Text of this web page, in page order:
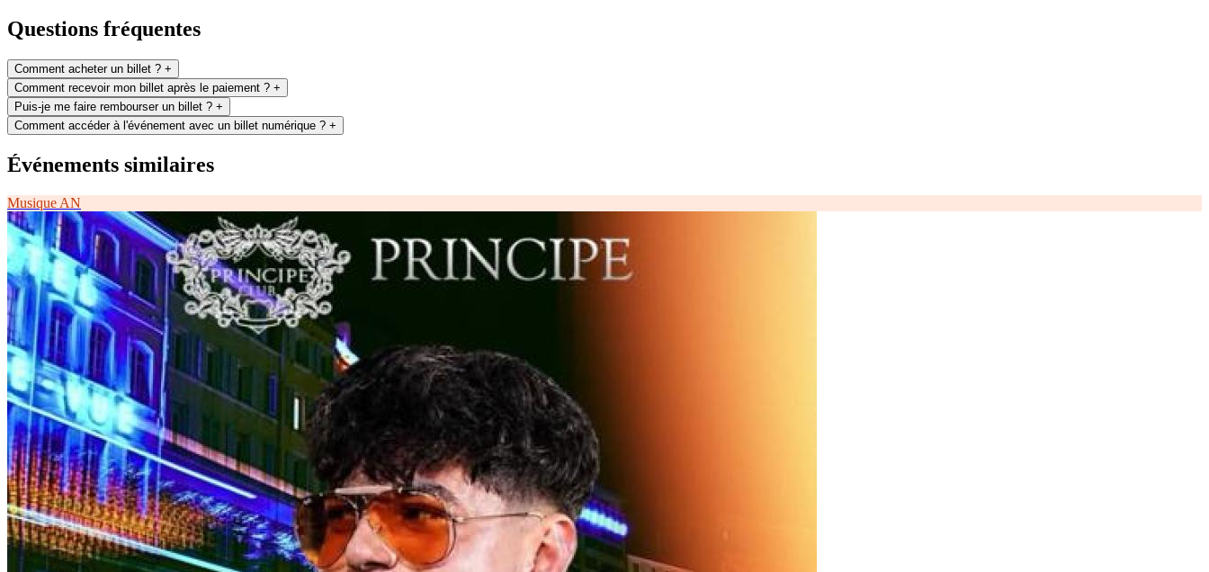
Questions fréquentes
Comment acheter un billet ? +
Comment recevoir mon billet après le paiement ? +
Puis-je me faire rembourser un billet ? +
Comment accéder à l'événement avec un billet numérique ? +
Événements similaires
Musique AN